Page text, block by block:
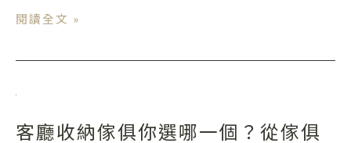
——
上
測
你
外
協
閱讀全文 »
客廳收納傢俱你選哪一個？從傢俱
客
收